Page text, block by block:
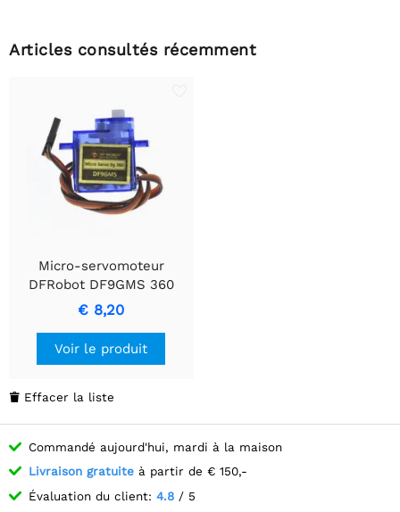
Articles consultés récemment
Micro-servomoteur
DFRobot DF9GMS 360
degrés (1,6 kg)
€ 8,20
Voir le produit
 Effacer la liste
Commandé aujourd'hui, mardi à la maison
Livraison gratuite à partir de € 150,-
Évaluation du client: 4.8 / 5